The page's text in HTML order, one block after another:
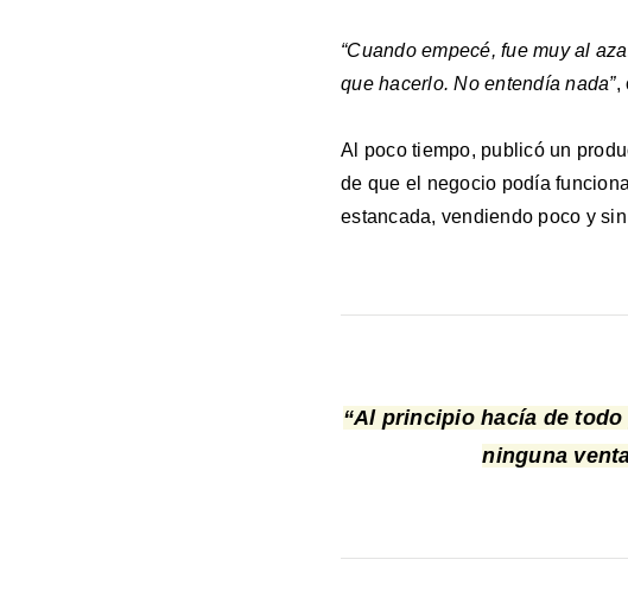
“Cuando empecé, fue muy al
que hacerlo. No entendía nada”,
Al poco tiempo, publicó un
de que el negocio podía
estancada, vendiendo poco y
“Al principio hacía de
ninguna